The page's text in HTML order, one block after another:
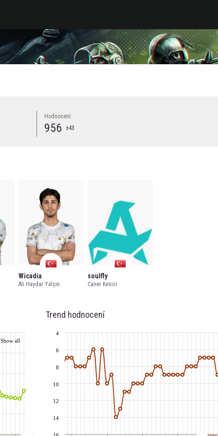
Hodnocení:
956 ±43
Wicadia
Ali Haydar Yalçın
soulfly
Caner Kesici
Show all
Trend hodnocení
4
6
8
10
12
14
16